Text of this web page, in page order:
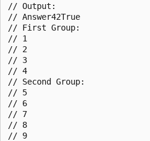
// Output:
// Answer42True
// First Group:
// 1
// 2
// 3
// 4
// Second Group:
// 5
// 6
// 7
// 8
// 9